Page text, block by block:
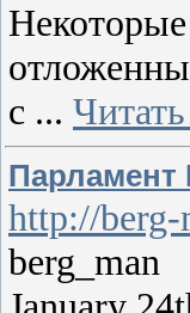
с ...
Парламент
http://
berg_man